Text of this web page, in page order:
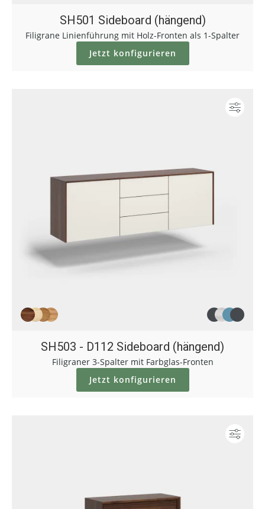
SH501 Sideboard (hängend)
Filigrane Linienführung mit Holz-Fronten als 1-Spalter
Jetzt konfigurieren
SH503 - D112 Sideboard (hängend)
Filigraner 3-Spalter mit Farbglas-Fronten
Jetzt konfigurieren